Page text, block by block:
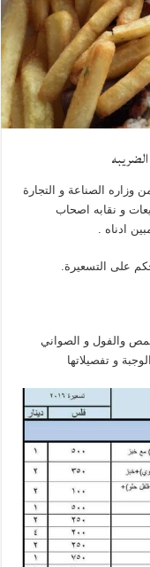
وزاره الصناعة و التجارة
و نقابه اصحاب
ادناه .
على التسعيرة.
والفول و الصواني
و تفصيلاتها